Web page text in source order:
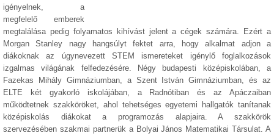
igényelnek, a
megfelelő emberek
megtalálása pedig folyamatos kihívást jelent a cégek számára. Ezért a
Morgan Stanley nagy hangsúlyt fektet arra, hogy alkalmat adjon a
diákoknak az úgynevezett STEM ismereteket igénylő foglalkozások
izgalmas világának felfedezésére. Négy budapesti középiskolában, a
Fazekas Mihály Gimnáziumban, a Szent István Gimnáziumban, és az
ELTE két gyakorló iskolájában, a Radnótiban és az Apáczaiban
működtetnek szakköröket, ahol tehetséges egyetemi hallgatók tanítanak
középiskolás diákokat a programozás alapjaira. A szakkörök
szervezésében szakmai partnerük a Bolyai János Matematikai Társulat. A